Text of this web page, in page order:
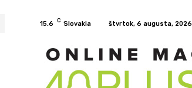
15.6 C Slovakia štvrtok, 6 augusta, 2026